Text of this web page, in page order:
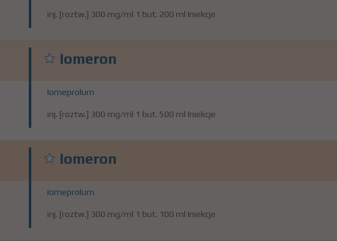
inj. [roztw.] 300 mg/ml 1 but. 200 ml Iniekcje
Iomeron
Iomeprolum
inj. [roztw.] 300 mg/ml 1 but. 500 ml Iniekcje
Iomeron
Iomeprolum
inj. [roztw.] 300 mg/ml 1 but. 100 ml Iniekcje